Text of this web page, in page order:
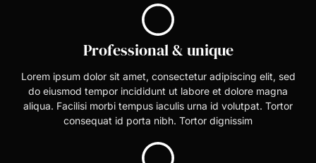
Professional & unique
Lorem ipsum dolor sit amet, consectetur adipiscing elit, sed
do eiusmod tempor incididunt ut labore et dolore magna
aliqua. Facilisi morbi tempus iaculis urna id volutpat. Tortor
consequat id porta nibh. Tortor dignissim